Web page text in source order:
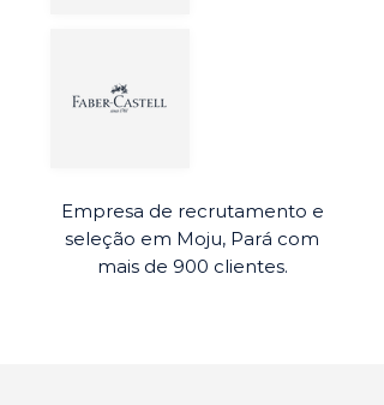
Empresa de recrutamento e
seleção em Moju, Pará com
mais de 900 clientes.